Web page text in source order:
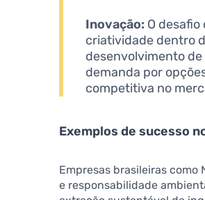
Inovação: O
criatividade dentro
desenvolvimento
demanda por
competitiva no
Exemplos de sucesso
Empresas brasileiras
e responsabilidade